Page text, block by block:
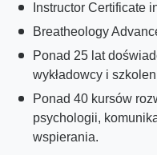
Instructor Certificate
Breatheology
Ponad 25 lat
wykładowcy i
Ponad 40 kursów
psychologii,
wspierania.